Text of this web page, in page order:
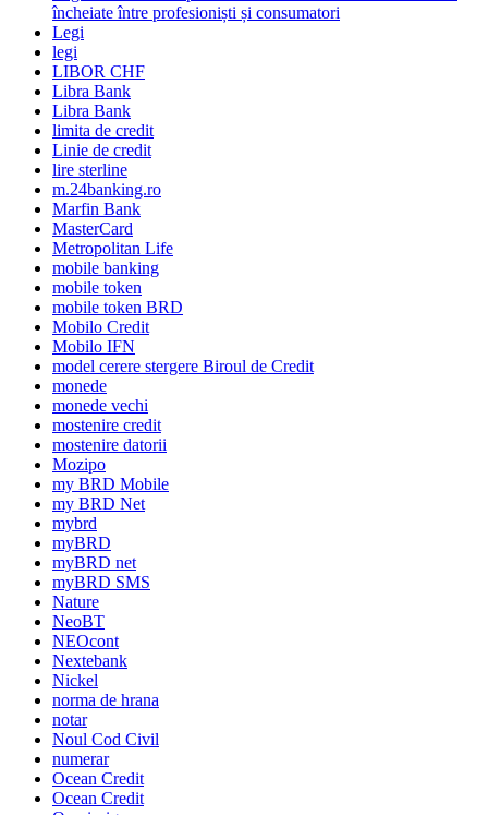
încheiate între profesioniști și consumatori
Legi
legi
LIBOR CHF
Libra Bank
Libra Bank
limita de credit
Linie de credit
lire sterline
m.24banking.ro
Marfin Bank
MasterCard
Metropolitan Life
mobile banking
mobile token
mobile token BRD
Mobilo Credit
Mobilo IFN
model cerere stergere Biroul de Credit
monede
monede vechi
mostenire credit
mostenire datorii
Mozipo
my BRD Mobile
my BRD Net
mybrd
myBRD
myBRD net
myBRD SMS
Nature
NeoBT
NEOcont
Nextebank
Nickel
norma de hrana
notar
Noul Cod Civil
numerar
Ocean Credit
Ocean Credit